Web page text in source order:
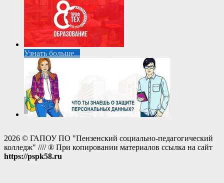
Узнать больше...
2026 © ГАПОУ ПО "Пензенский социально-педагогический
колледж" //// ® При копировании материалов ссылка на сайт
https://pspk58.ru